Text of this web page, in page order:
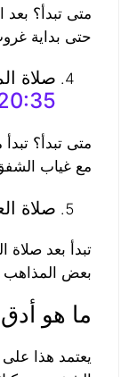
متى تبدأ؟ بعد
حتى بداية
صلاة
متى تبدأ؟
مع غياب
صلاة
تبدأ بعد
بعض المذاهب
ما هو
يعتمد هذا